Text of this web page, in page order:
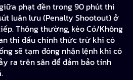
phạt đền trong 90 phút thi
luân lưu (Penalty Shootout) ở
Thông thường, kèo Có/Không
thi đấu chính thức trừ khi có
sẽ tạm đóng nhận lệnh khi có
ra trên sân để đảm bảo tính